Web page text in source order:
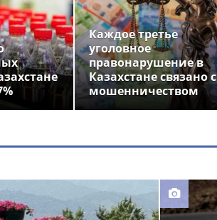
Каждое третье
уголовное
правонарушение в
Казахстане связано с
мошенничеством